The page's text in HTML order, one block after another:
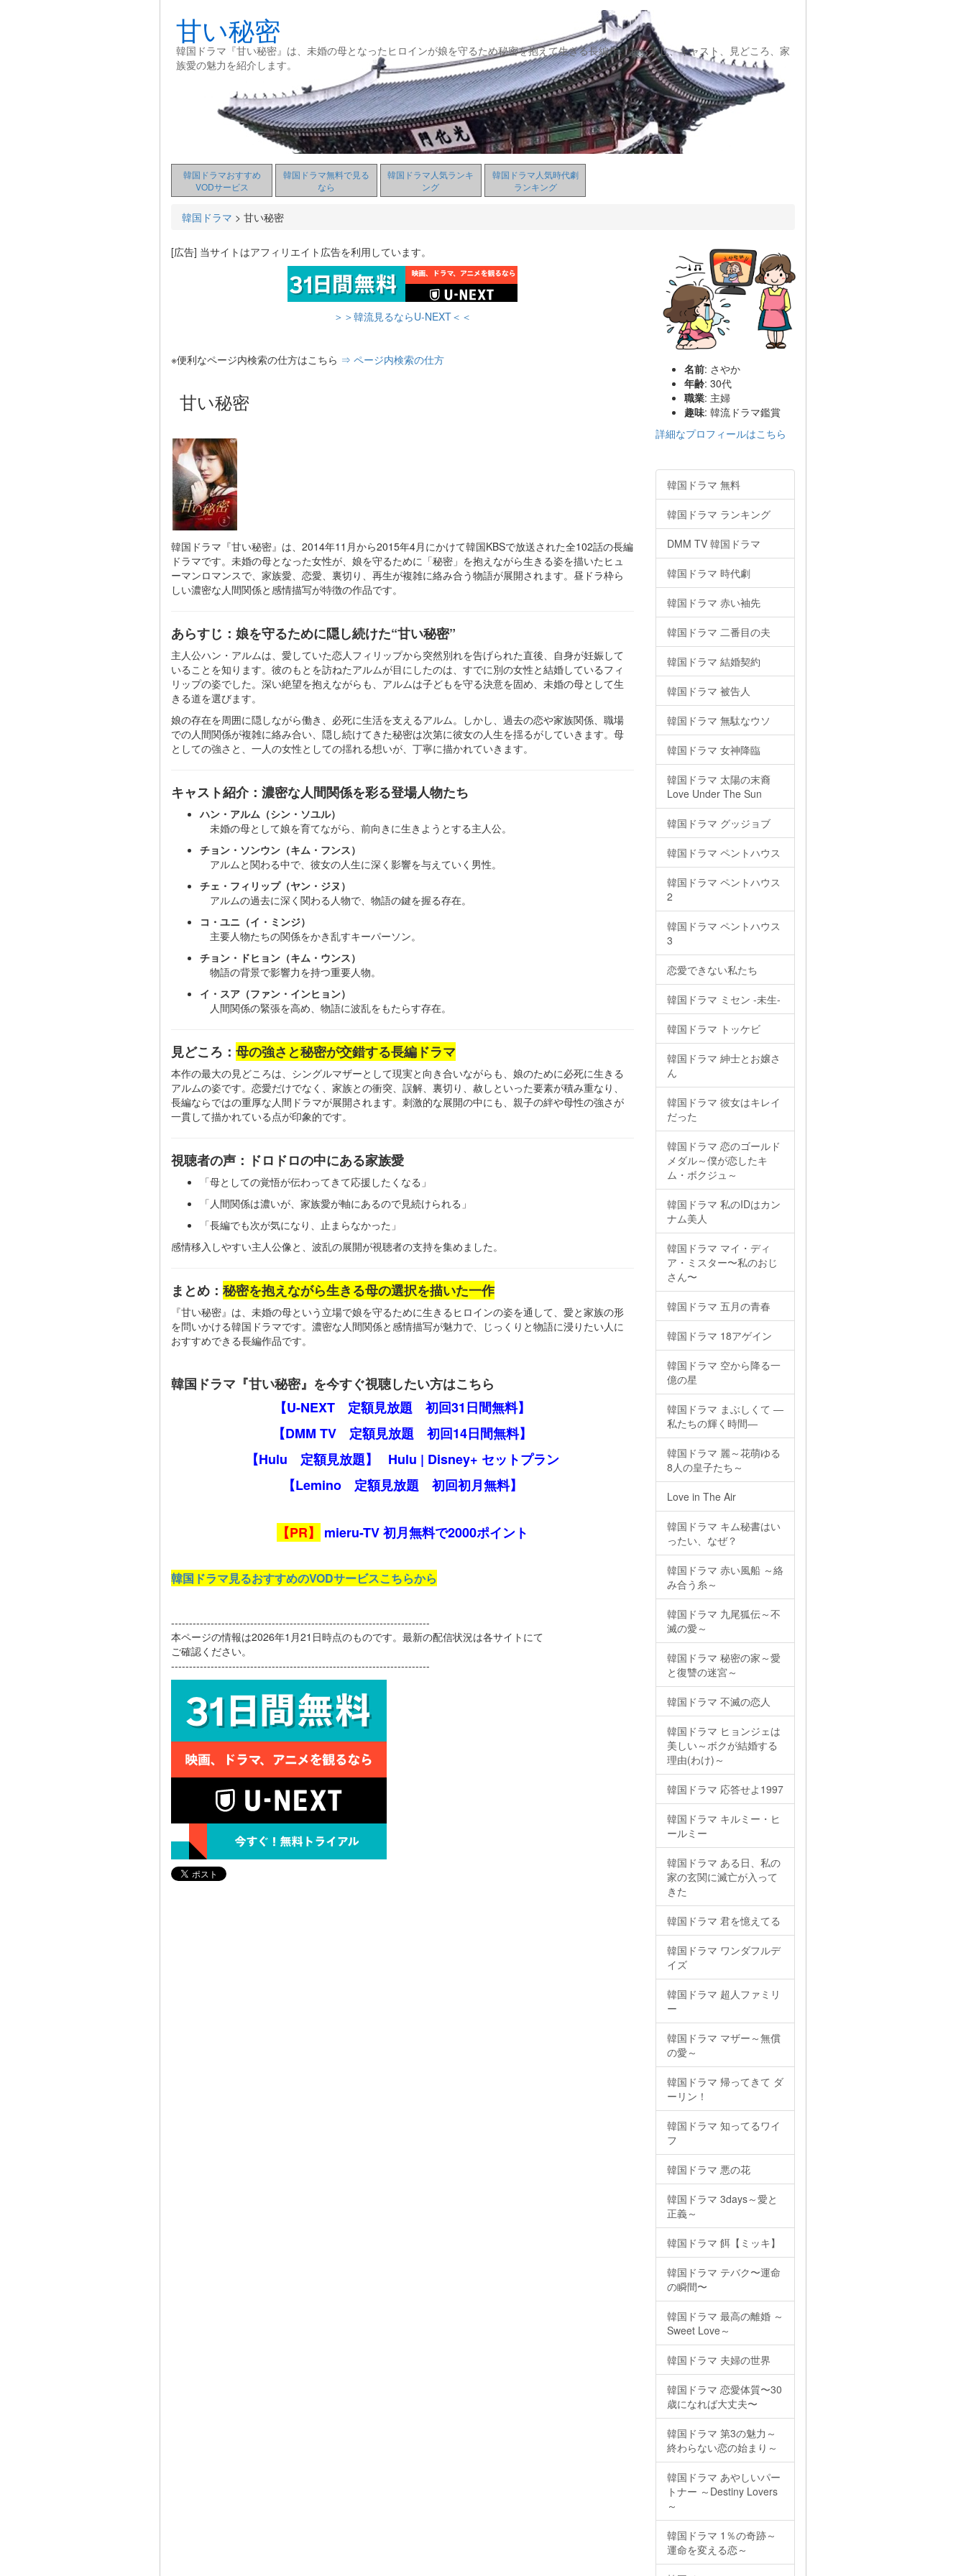
甘い秘密
韓国ドラマ『甘い秘密』は、未婚の母となったヒロインが娘を守るため秘密を抱えて生きる長編作。あらすじ、キャスト、見どころ、家
族愛の魅力を紹介します。
韓国ドラマおすすめ
VODサービス
韓国ドラマ無料で見る
なら
韓国ドラマ人気ランキ
ング
韓国ドラマ人気時代劇
ランキング
韓国ドラマ > 甘い秘密
[広告] 当サイトはアフィリエイト広告を利用しています。
＞＞韓流見るならU-NEXT＜＜
※便利なページ内検索の仕方はこちら ⇒ ページ内検索の仕方
甘い秘密
韓国ドラマ『甘い秘密』は、2014年11月から2015年4月にかけて韓国KBSで放送された全102話の長編
ドラマです。未婚の母となった女性が、娘を守るために「秘密」を抱えながら生きる姿を描いたヒュ
ーマンロマンスで、家族愛、恋愛、裏切り、再生が複雑に絡み合う物語が展開されます。昼ドラ枠ら
しい濃密な人間関係と感情描写が特徴の作品です。
あらすじ：娘を守るために隠し続けた“甘い秘密”
主人公ハン・アルムは、愛していた恋人フィリップから突然別れを告げられた直後、自身が妊娠して
いることを知ります。彼のもとを訪ねたアルムが目にしたのは、すでに別の女性と結婚しているフィ
リップの姿でした。深い絶望を抱えながらも、アルムは子どもを守る決意を固め、未婚の母として生
きる道を選びます。
娘の存在を周囲に隠しながら働き、必死に生活を支えるアルム。しかし、過去の恋や家族関係、職場
での人間関係が複雑に絡み合い、隠し続けてきた秘密は次第に彼女の人生を揺るがしていきます。母
としての強さと、一人の女性としての揺れる想いが、丁寧に描かれていきます。
キャスト紹介：濃密な人間関係を彩る登場人物たち
ハン・アルム（シン・ソユル）
未婚の母として娘を育てながら、前向きに生きようとする主人公。
チョン・ソンウン（キム・フンス）
アルムと関わる中で、彼女の人生に深く影響を与えていく男性。
チェ・フィリップ（ヤン・ジヌ）
アルムの過去に深く関わる人物で、物語の鍵を握る存在。
コ・ユニ（イ・ミンジ）
主要人物たちの関係をかき乱すキーパーソン。
チョン・ドヒョン（キム・ウンス）
物語の背景で影響力を持つ重要人物。
イ・スア（ファン・インヒョン）
人間関係の緊張を高め、物語に波乱をもたらす存在。
見どころ： 母の強さと秘密が交錯する長編ドラマ
本作の最大の見どころは、シングルマザーとして現実と向き合いながらも、娘のために必死に生きる
アルムの姿です。恋愛だけでなく、家族との衝突、誤解、裏切り、赦しといった要素が積み重なり、
長編ならではの重厚な人間ドラマが展開されます。刺激的な展開の中にも、親子の絆や母性の強さが
一貫して描かれている点が印象的です。
視聴者の声：ドロドロの中にある家族愛
「母としての覚悟が伝わってきて応援したくなる」
「人間関係は濃いが、家族愛が軸にあるので見続けられる」
「長編でも次が気になり、止まらなかった」
感情移入しやすい主人公像と、波乱の展開が視聴者の支持を集めました。
まとめ： 秘密を抱えながら生きる母の選択を描いた一作
『甘い秘密』は、未婚の母という立場で娘を守るために生きるヒロインの姿を通して、愛と家族の形
を問いかける韓国ドラマです。濃密な人間関係と感情描写が魅力で、じっくりと物語に浸りたい人に
おすすめできる長編作品です。
韓国ドラマ『甘い秘密』を今すぐ視聴したい方はこちら
【U-NEXT 定額見放題 初回31日間無料】
【DMM TV 定額見放題 初回14日間無料】
【Hulu 定額見放題】
Hulu | Disney+ セットプラン
【Lemino 定額見放題 初回初月無料】
【PR】 mieru-TV 初月無料で2000ポイント
韓国ドラマ見るおすすめのVODサービスこちらから
------------------------------------------------------------------------
本ページの情報は2026年1月21日時点のものです。最新の配信状況は各サイトにて
ご確認ください。
------------------------------------------------------------------------
名前: さやか
年齢: 30代
職業: 主婦
趣味: 韓流ドラマ鑑賞
詳細なプロフィールはこちら
韓国ドラマ 無料
韓国ドラマ ランキング
DMM TV 韓国ドラマ
韓国ドラマ 時代劇
韓国ドラマ 赤い袖先
韓国ドラマ 二番目の夫
韓国ドラマ 結婚契約
韓国ドラマ 被告人
韓国ドラマ 無駄なウソ
韓国ドラマ 女神降臨
韓国ドラマ 太陽の末裔
Love Under The Sun
韓国ドラマ グッジョブ
韓国ドラマ ペントハウス
韓国ドラマ ペントハウス
2
韓国ドラマ ペントハウス
3
恋愛できない私たち
韓国ドラマ ミセン -未生-
韓国ドラマ トッケビ
韓国ドラマ 紳士とお嬢さ
ん
韓国ドラマ 彼女はキレイ
だった
韓国ドラマ 恋のゴールド
メダル～僕が恋したキ
ム・ボクジュ～
韓国ドラマ 私のIDはカン
ナム美人
韓国ドラマ マイ・ディ
ア・ミスター〜私のおじ
さん〜
韓国ドラマ 五月の青春
韓国ドラマ 18アゲイン
韓国ドラマ 空から降る一
億の星
韓国ドラマ まぶしくて ―
私たちの輝く時間―
韓国ドラマ 麗～花萌ゆる
8人の皇子たち～
Love in The Air
韓国ドラマ キム秘書はい
ったい、なぜ？
韓国ドラマ 赤い風船 ～絡
み合う糸～
韓国ドラマ 九尾狐伝～不
滅の愛～
韓国ドラマ 秘密の家～愛
と復讐の迷宮～
韓国ドラマ 不滅の恋人
韓国ドラマ ヒョンジェは
美しい～ボクが結婚する
理由(わけ)～
韓国ドラマ 応答せよ1997
韓国ドラマ キルミー・ヒ
ールミー
韓国ドラマ ある日、私の
家の玄関に滅亡が入って
きた
韓国ドラマ 君を憶えてる
韓国ドラマ ワンダフルデ
イズ
韓国ドラマ 超人ファミリ
ー
韓国ドラマ マザー～無償
の愛～
韓国ドラマ 帰ってきて ダ
ーリン！
韓国ドラマ 知ってるワイ
フ
韓国ドラマ 悪の花
韓国ドラマ 3days～愛と
正義～
韓国ドラマ 餌【ミッキ】
韓国ドラマ テバク〜運命
の瞬間〜
韓国ドラマ 最高の離婚 ～
Sweet Love～
韓国ドラマ 夫婦の世界
韓国ドラマ 恋愛体質〜30
歳になれば大丈夫〜
韓国ドラマ 第3の魅力～
終わらない恋の始まり～
韓国ドラマ あやしいパー
トナー ～Destiny Lovers
～
韓国ドラマ 1％の奇跡～
運命を変える恋～